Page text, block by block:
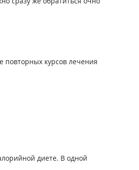
повторных курсов лечения
диете. В одной